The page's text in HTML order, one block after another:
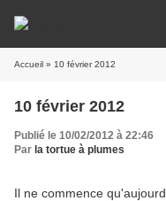
Accueil » 10 février 2012
10 février 2012
Publié le 10/02/2012 à 22:46
Par la tortue à plumes
Il ne commence